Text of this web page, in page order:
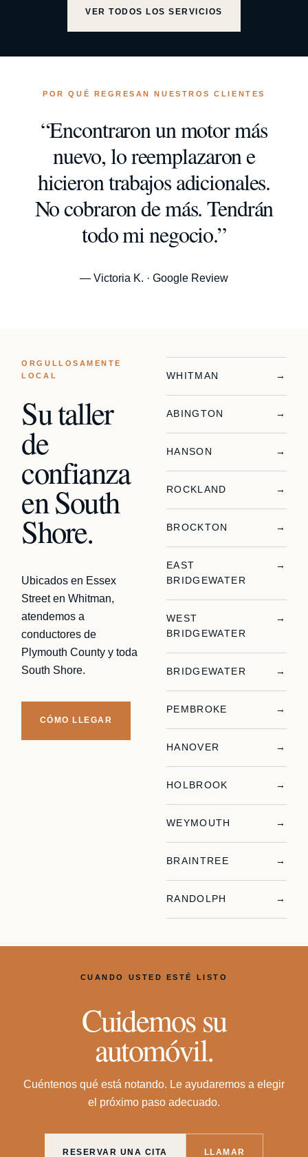
VER TODOS LOS SERVICIOS
POR QUÉ REGRESAN NUESTROS CLIENTES
“Encontraron un motor más
nuevo, lo reemplazaron e
hicieron trabajos adicionales.
No cobraron de más. Tendrán
todo mi negocio.”
— Victoria K. · Google Review
ORGULLOSAMENTE
LOCAL
Su taller
de
confianza
en South
Shore.
Ubicados en Essex
Street en Whitman,
atendemos a
conductores de
Plymouth County y toda
South Shore.
CÓMO LLEGAR
WHITMAN →
ABINGTON →
HANSON →
ROCKLAND →
BROCKTON →
EAST
BRIDGEWATER
→
WEST
BRIDGEWATER
→
BRIDGEWATER →
PEMBROKE →
HANOVER →
HOLBROOK →
WEYMOUTH →
BRAINTREE →
RANDOLPH →
CUANDO USTED ESTÉ LISTO
Cuidemos su
automóvil.
Cuéntenos qué está notando. Le ayudaremos a elegir
el próximo paso adecuado.
RESERVAR UNA CITA LLAMAR